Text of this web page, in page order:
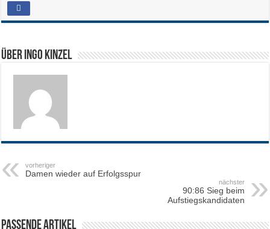
Über Ingo Kinzel
vorheriger
Damen wieder auf Erfolgsspur
nächster
90:86 Sieg beim
Aufstiegskandidaten
Passende Artikel